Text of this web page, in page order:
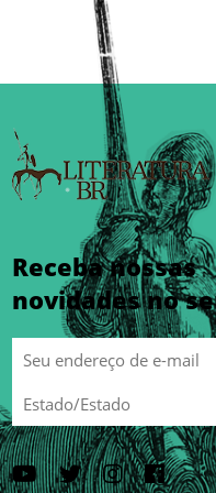
Receba nossas
novidades no